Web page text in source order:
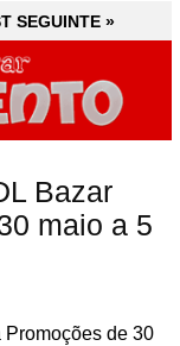
SEGUINTE »
Bazar
maio a 5
de 30
SEGUINTE »